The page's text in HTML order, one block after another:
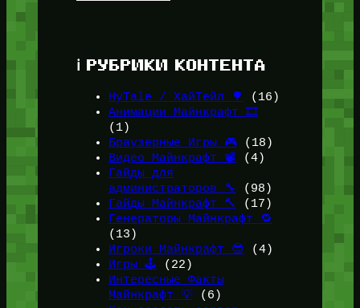
ℹ️ РУБРИКИ КОНТЕНТА
HyTale / ХайТейл 🌳
(16)
Анимации Майнкрафт 🎞️
(1)
Браузерные Игры 🎮(18)
Видео Майнкрафт 📽️ (4)
Гайды для
администраторов 🔧
(98)
Гайды Майнкрафт 🔨
(17)
Генераторы Майнкрафт 🔁
(13)
Игроки Майнкрафт 😎 (4)
Игры 🕹️ (22)
Интересные Факты
Майнкрафт 💡(6)